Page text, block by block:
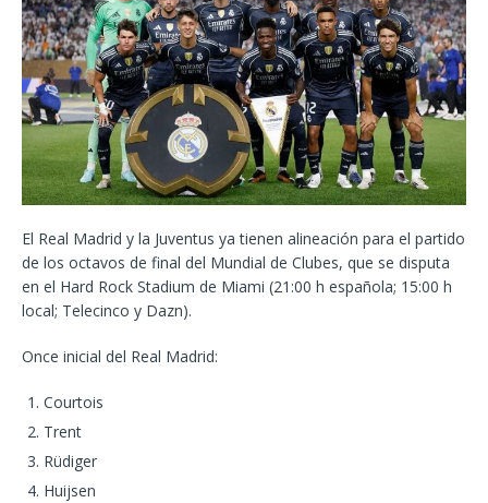
El Real Madrid y la Juventus ya tienen alineación para el partido
de los octavos de final del Mundial de Clubes, que se disputa
en el Hard Rock Stadium de Miami (21:00 h española; 15:00 h
local; Telecinco y Dazn).
Once inicial del Real Madrid:
Courtois
Trent
Rüdiger
Huijsen